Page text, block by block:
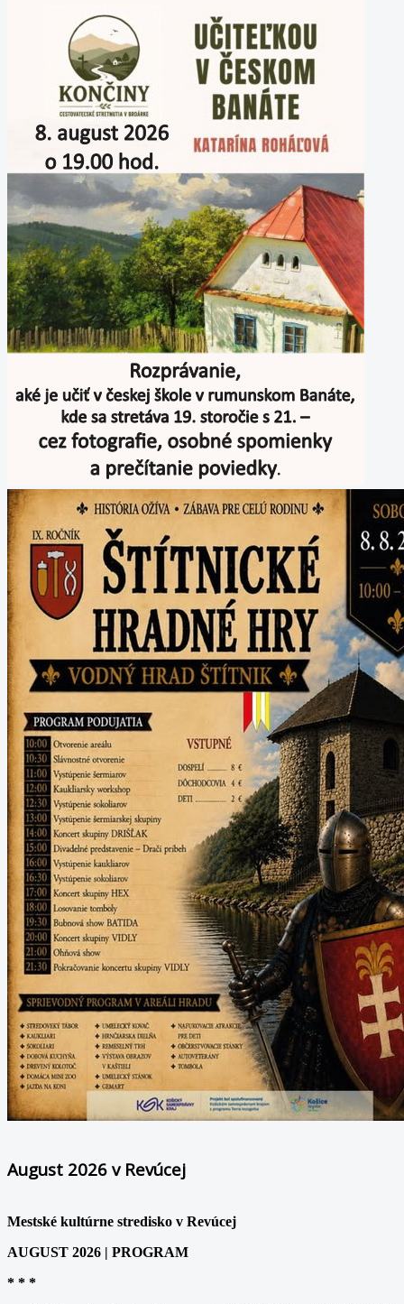
August 2026 v Revúcej
Mestské kultúrne stredisko v Revúcej
AUGUST 2026 | PROGRAM
* * *